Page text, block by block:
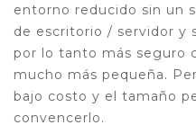
entorno reducido sin un
de escritorio / servidor y
por lo tanto más seguro
mucho más pequeña.
bajo costo y el tamaño
convencerlo.